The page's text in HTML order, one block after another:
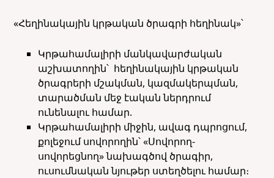
«Հեղինակային կրթական ծրագրի հեղինակ»՝
Կրթահամալիրի մանկավարժական
աշխատողին՝ հեղինակային կրթական
ծրագրերի մշակման, կազմակերպման,
տարածման մեջ էական ներդրում
ունենալու համար.
Կրթահամալիրի միջին, ավագ դպրոցում,
քոլեջում սովորողին՝ «Սովորող-
սովորեցնող» նախագծով ծրագիր,
ուսումնական նյութեր ստեղծելու համար։